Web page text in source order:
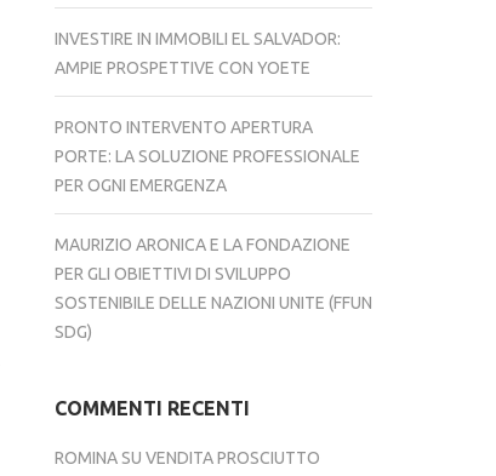
INVESTIRE IN IMMOBILI EL SALVADOR:
AMPIE PROSPETTIVE CON YOETE
PRONTO INTERVENTO APERTURA
PORTE: LA SOLUZIONE PROFESSIONALE
PER OGNI EMERGENZA
MAURIZIO ARONICA E LA FONDAZIONE
PER GLI OBIETTIVI DI SVILUPPO
SOSTENIBILE DELLE NAZIONI UNITE (FFUN
SDG)
COMMENTI RECENTI
ROMINASU VENDITA PROSCIUTTO